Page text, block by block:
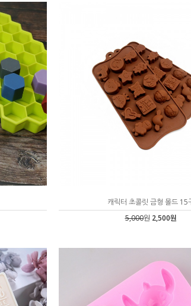
캐릭터 초콜릿 금형 몰드 15
5,000원 2,500원